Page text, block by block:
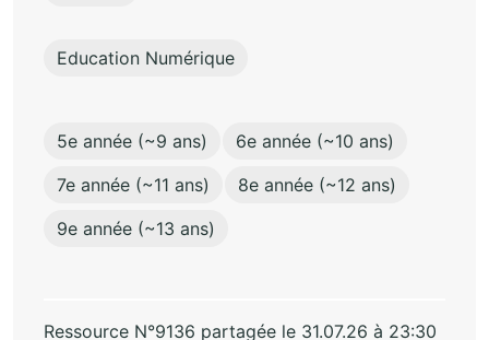
Education Numérique
5e année (~9 ans)
6e année (~10 ans)
7e année (~11 ans)
8e année (~12 ans)
9e année (~13 ans)
Ressource N°9136 partagée le 31.07.26 à 23:30